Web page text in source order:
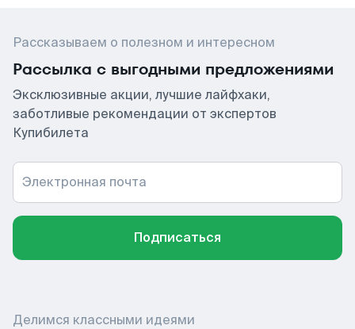
Рассказываем о полезном и интересном
Рассылка с выгодными предложениями
Эксклюзивные акции, лучшие лайфхаки,
заботливые рекомендации от экспертов
Купибилета
Электронная почта
Подписаться
Делимся классными идеями